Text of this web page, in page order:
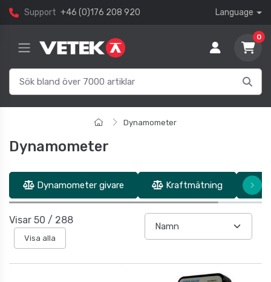
Support +46 (0)176 208 920 Language
0
Dynamometer
Dynamometer
Dynamometer givare Kraftmätning
Visar 50 / 288
Visa alla